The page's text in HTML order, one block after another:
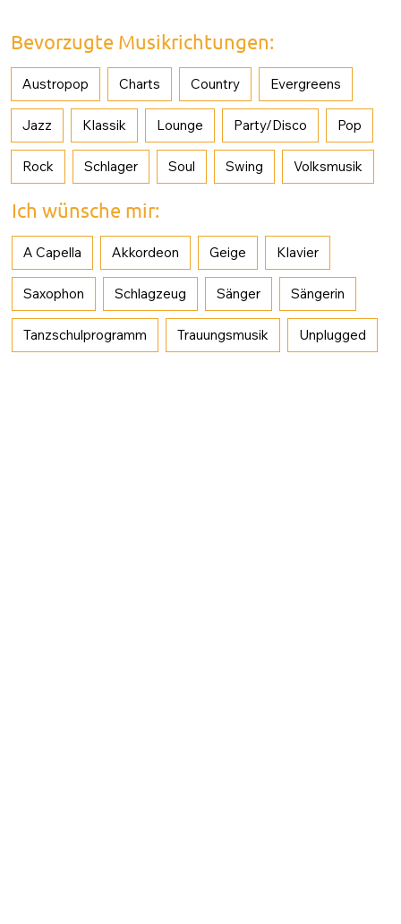
Bevorzugte Musikrichtungen:
Austropop Charts Country Evergreens
Jazz Klassik Lounge Party/Disco Pop
Rock Schlager Soul Swing Volksmusik
Ich wünsche mir:
A Capella Akkordeon Geige Klavier
Saxophon Schlagzeug Sänger Sängerin
Tanzschulprogramm Trauungsmusik Unplugged